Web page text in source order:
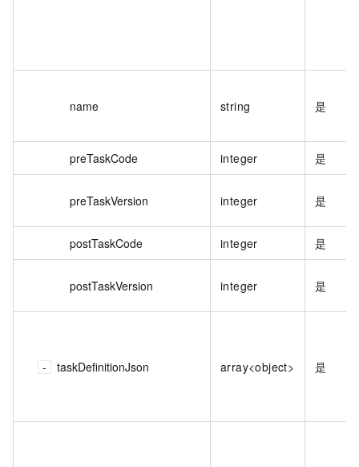
name string 是
preTaskCode integer 是
preTaskVersion integer 是
postTaskCode integer 是
postTaskVersion integer 是
taskDefinitionJson array<object> 是